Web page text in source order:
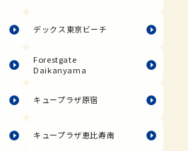
デックス東京ビーチ
Forestgate
Daikanyama
キュープラザ原宿
キュープラザ恵比寿南